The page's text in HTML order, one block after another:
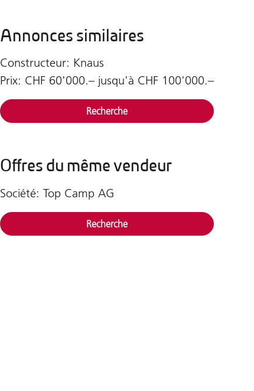
Annonces similaires
Constructeur: Knaus
Prix: CHF 60'000.– jusqu'à CHF 100'000.–
Recherche
Offres du même vendeur
Société: Top Camp AG
Recherche